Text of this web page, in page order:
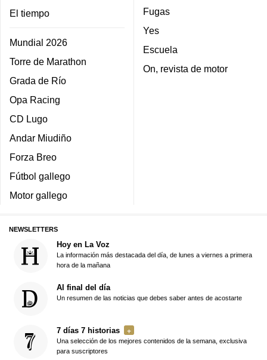
El tiempo
Mundial 2026
Torre de Marathon
Grada de Río
Opa Racing
CD Lugo
Andar Miudiño
Forza Breo
Fútbol gallego
Motor gallego
Fugas
Yes
Escuela
On, revista de motor
NEWSLETTERS
Hoy en La Voz
La información más destacada del día, de lunes a viernes a primera
hora de la mañana
Al final del día
Un resumen de las noticias que debes saber antes de acostarte
7 días 7 historias
Una selección de los mejores contenidos de la semana, exclusiva
para suscriptores